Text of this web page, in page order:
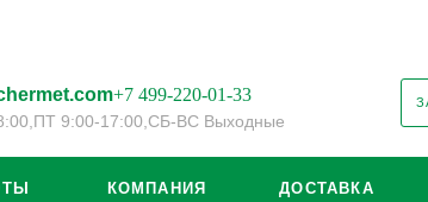
+7 499-220-01-33
ПТ 9:00-17:00, СБ-ВС Выходные
КОМПАНИЯ ДОСТАВКА